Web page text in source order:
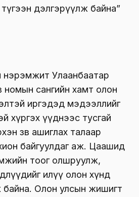
дэлгэрүүлж байна”
Улаанбаатар
номын сангийн хамт олон
иргэдэд мэдээллийг
хүргэх үүднээс тусгай
зөв ашиглах талаар
байгуулдаг аж. Цаашид
тоог олшруулж,
илүү олон хүнд
байна. Олон улсын жишигт